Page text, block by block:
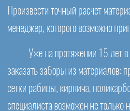
Произвести точный расчет
менеджер, которого возможно
Уже на протяжении 15 лет
заказать заборы из материалов:
сетки рабицы, кирпича,
специалиста возможен не только